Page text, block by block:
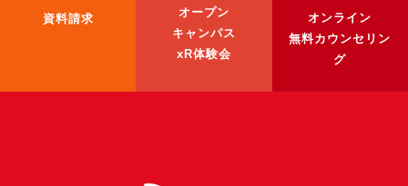
3DGSスキャンサービス
資料請求
オープン
キャンパス
xR体験会
オンライン
無料カウンセリン
グ